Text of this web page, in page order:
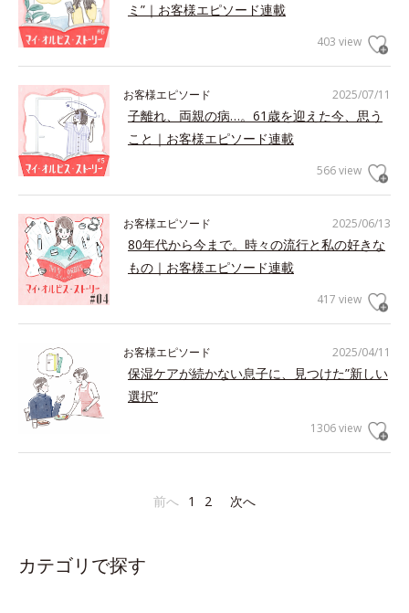
ミ”｜お客様エピソード連載
403 view
2025/07/11
お客様エピソード
子離れ、両親の病…。61歳を迎えた今、思う
こと｜お客様エピソード連載
566 view
2025/06/13
お客様エピソード
80年代から今まで。時々の流行と私の好きな
もの｜お客様エピソード連載
417 view
2025/04/11
お客様エピソード
保湿ケアが続かない息子に、見つけた”新しい
選択”
1306 view
前へ 1 2 次へ
カテゴリで探す